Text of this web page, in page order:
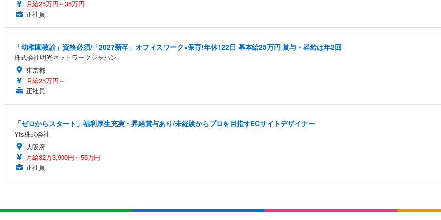
月給25万円～35万円
正社員
「幼稚園教諭」資格必須/「2027新卒」オフィスワーク×保育!年休122日 基本給25万円 賞与・昇給は年2回
株式会社明光ネットワークジャパン
東京都
月給25万円～
正社員
「ゼロからスタート」福利厚生充実・昇給賞与あり/未経験からプロを目指すECサイトデザイナー
Yts株式会社
大阪府
月給32万3,900円～55万円
正社員